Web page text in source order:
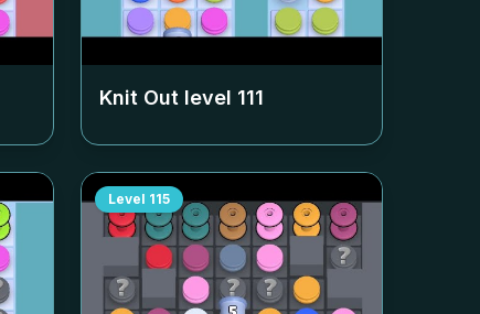
Knit Out level 111
Level 115